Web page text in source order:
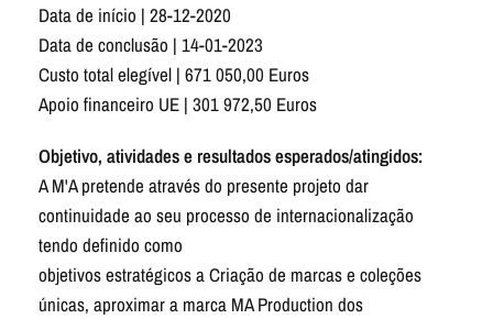
Data de início | 28-12-2020
Data de conclusão | 14-01-2023
Custo total elegível | 671 050,00 Euros
Apoio financeiro UE | 301 972,50 Euros
Objetivo, atividades e resultados esperados/atingidos:
A M'A pretende através do presente projeto dar
continuidade ao seu processo de internacionalização
tendo definido como
objetivos estratégicos a Criação de marcas e coleções
únicas, aproximar a marca MA Production dos